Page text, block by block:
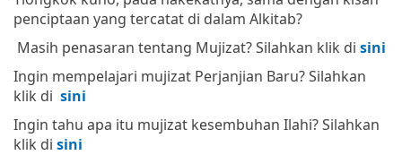
penciptaan yang tercatat di dalam Alkitab?
Masih penasaran tentang Mujizat? Silahkan klik di sini
Ingin mempelajari mujizat Perjanjian Baru? Silahkan
klik di sini
Ingin tahu apa itu mujizat kesembuhan Ilahi? Silahkan
klik di sini